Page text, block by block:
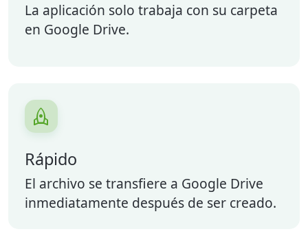
La aplicación solo trabaja con su carpeta
en Google Drive.

Rápido
El archivo se transfiere a Google Drive
inmediatamente después de ser creado.